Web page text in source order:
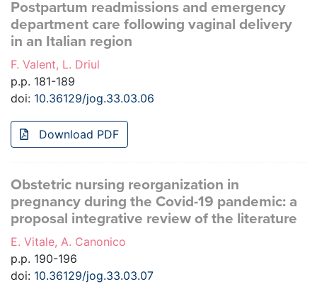
Postpartum readmissions and emergency
department care following vaginal delivery
in an Italian region
F. Valent, L. Driul
p.p. 181-189
doi: 10.36129/jog.33.03.06
Download PDF
Obstetric nursing reorganization in
pregnancy during the Covid-19 pandemic: a
proposal integrative review of the literature
E. Vitale, A. Canonico
p.p. 190-196
doi: 10.36129/jog.33.03.07